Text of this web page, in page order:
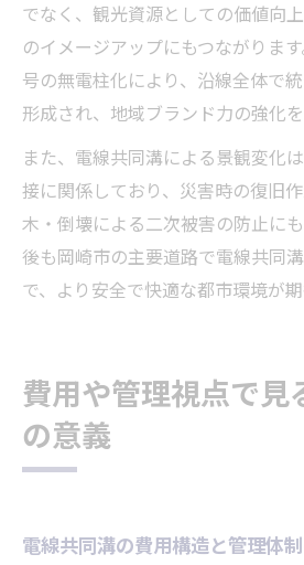
でなく、観光資源としての価値向
のイメージアップにもつながりま
号の無電柱化により、沿線全体で
形成され、地域ブランド力の強化を
また、電線共同溝による景観変化
接に関係しており、災害時の復旧
木・倒壊による二次被害の防止に
後も岡崎市の主要道路で電線共同
で、より安全で快適な都市環境が期
費用や管理視点で見
の意義
電線共同溝の費用構造と管理体